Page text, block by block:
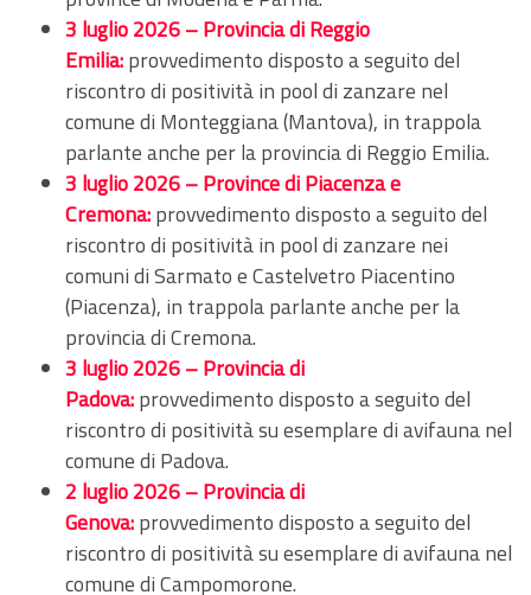
3 luglio 2026 – Provincia di Reggio
Emilia:provvedimento disposto a seguito del
riscontro di positività in pool di zanzare nel
comune di Monteggiana (Mantova), in trappola
parlante anche per la provincia di Reggio Emilia.
3 luglio 2026 – Province di Piacenza e
Cremona:provvedimento disposto a seguito del
riscontro di positività in pool di zanzare nei
comuni di Sarmato e Castelvetro Piacentino
(Piacenza), in trappola parlante anche per la
provincia di Cremona.
3 luglio 2026 – Provincia di
Padova:provvedimento disposto a seguito del
riscontro di positività su esemplare di avifauna nel
comune di Padova.
2 luglio 2026 – Provincia di
Genova:provvedimento disposto a seguito del
riscontro di positività su esemplare di avifauna nel
comune di Campomorone.